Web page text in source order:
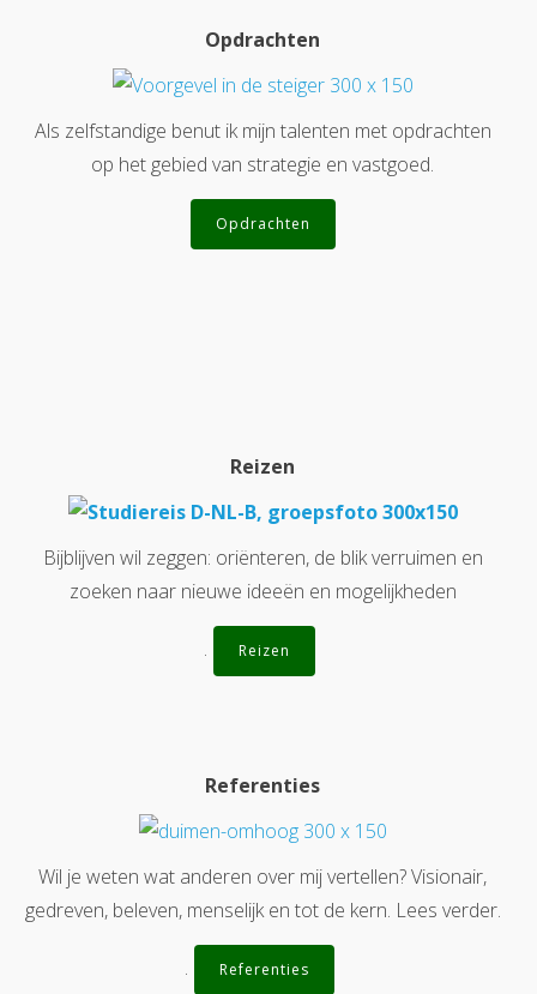
Opdrachten
Als zelfstandige benut ik mijn talenten met opdrachten
op het gebied van strategie en vastgoed.
Opdrachten
Reizen
Bijblijven wil zeggen: oriënteren, de blik verruimen en
zoeken naar nieuwe ideeën en mogelijkheden
. Reizen
Referenties
Wil je weten wat anderen over mij vertellen? Visionair,
gedreven, beleven, menselijk en tot de kern. Lees verder.
. Referenties